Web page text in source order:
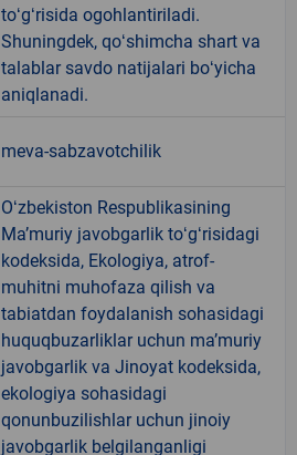
toʻgʻrisida ogohlantiriladi.
Shuningdek, qoʻshimcha shart va
talablar savdo natijalari boʻyicha
aniqlanadi.
meva-sabzavotchilik
Oʻzbekiston Respublikasining
Maʼmuriy javobgarlik toʻgʻrisidagi
kodeksida, Ekologiya, atrof-
muhitni muhofaza qilish va
tabiatdan foydalanish sohasidagi
huquqbuzarliklar uchun maʼmuriy
javobgarlik va Jinoyat kodeksida,
ekologiya sohasidagi
qonunbuzilishlar uchun jinoiy
javobgarlik belgilanganligi